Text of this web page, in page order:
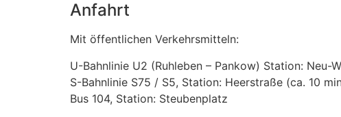
Anfahrt
Mit öffentlichen Verkehrsmitteln:
U-Bahnlinie U2 (Ruhleben – Pankow) Station: Neu-
S-Bahnlinie S75 / S5, Station: Heerstraße (ca. 10
Bus 104, Station: Steubenplatz